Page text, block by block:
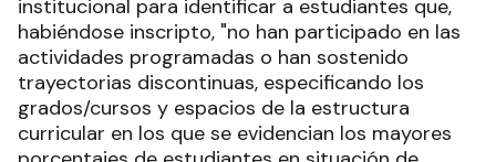
institucional para identificar a estudiantes que,
habiéndose inscripto, "no han participado en las
actividades programadas o han sostenido
trayectorias discontinuas, especificando los
grados/cursos y espacios de la estructura
curricular en los que se evidencian los mayores